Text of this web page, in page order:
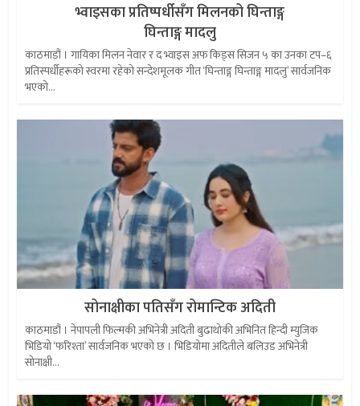
भ्वाइसका प्रतिष्पर्धीसँग मिलनको घिन्ताङ्ग
घिन्ताङ्ग मादलु
काठमाडौं । गायिका मिलन नेवार र द भ्वाइस अफ किड्स सिजन ५ का उनका टप–६
प्रतिस्पर्धीहरूको स्वरमा रहेको सन्देशमूलक गीत ‘घिन्ताङ्ग घिन्ताङ्ग मादलु’ सार्वजनिक
भएको...
सोनाक्षीका पतिसँग रोमान्टिक अदिती
काठमाडौं । नेपापली फिल्मकी अभिनेत्री अदिती बुढाथोकी अभिनित हिन्दी म्युजिक
भिडियो ‘फरिश्ता’ सार्वजनिक भएको छ । भिडियोमा अदितीले बलिउड अभिनेत्री
सोनाक्षी...